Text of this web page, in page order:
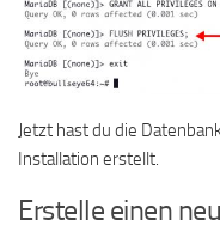
Jetzt hast du die
Installation erstellt.
Erstelle einen